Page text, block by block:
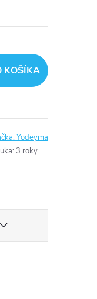
KOŠÍKA
Yodeyma
: 3 roky